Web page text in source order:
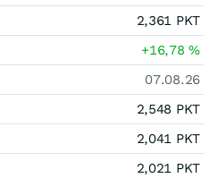
2,361 PKT
+16,78%
07.08.26
2,548 PKT
2,041 PKT
2,021 PKT